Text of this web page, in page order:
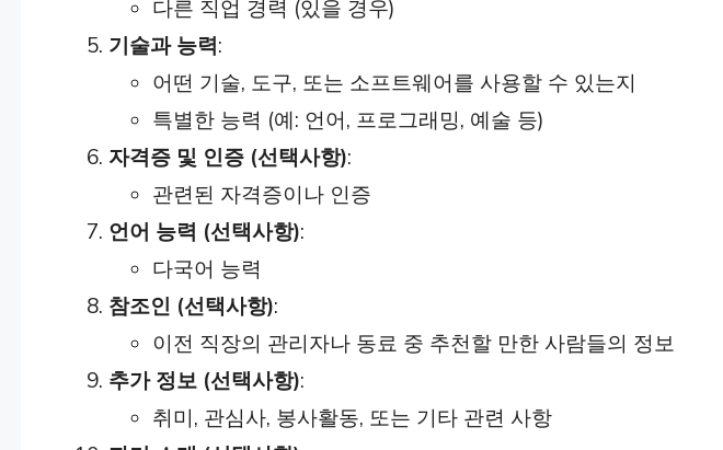
다른 직업 경력 (있을 경우)
기술과 능력:
어떤 기술, 도구, 또는 소프트웨어를 사용할 수 있는지
특별한 능력 (예: 언어, 프로그래밍, 예술 등)
자격증 및 인증 (선택사항):
관련된 자격증이나 인증
언어 능력 (선택사항):
다국어 능력
참조인 (선택사항):
이전 직장의 관리자나 동료 중 추천할 만한 사람들의 정보
추가 정보 (선택사항):
취미, 관심사, 봉사활동, 또는 기타 관련 사항